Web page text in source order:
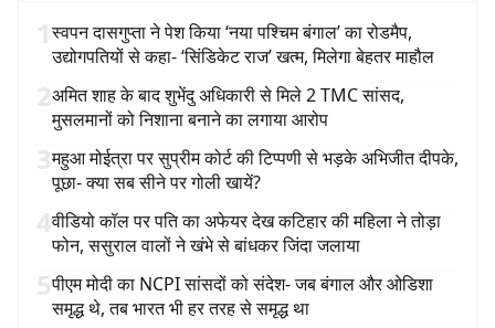
1स्वपन दासगुप्ता ने पेश किया ‘नया पश्चिम बंगाल’ का रोडमैप,
उद्योगपतियों से कहा- ‘सिंडिकेट राज’ खत्म, मिलेगा बेहतर माहौल
2अमित शाह के बाद शुभेंदु अधिकारी से मिले 2 TMC सांसद,
मुसलमानों को निशाना बनाने का लगाया आरोप
3महुआ मोईत्रा पर सुप्रीम कोर्ट की टिप्पणी से भड़के अभिजीत दीपके,
पूछा- क्या सब सीने पर गोली खायें?
4वीडियो कॉल पर पति का अफेयर देख कटिहार की महिला ने तोड़ा
फोन, ससुराल वालों ने खंभे से बांधकर जिंदा जलाया
5पीएम मोदी का NCPI सांसदों को संदेश- जब बंगाल और ओडिशा
समृद्ध थे, तब भारत भी हर तरह से समृद्ध था